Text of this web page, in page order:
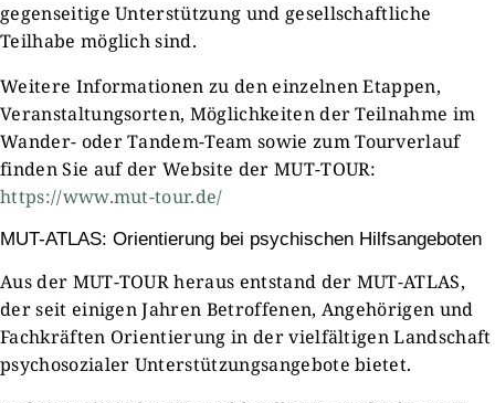
gegenseitige Unterstützung und gesellschaftliche
Teilhabe möglich sind.
Weitere Informationen zu den einzelnen Etappen,
Veranstaltungsorten, Möglichkeiten der Teilnahme im
Wander- oder Tandem-Team sowie zum Tourverlauf
finden Sie auf der Website der MUT-TOUR:
https://www.mut-tour.de/
MUT-ATLAS: Orientierung bei psychischen Hilfsangeboten
Aus der MUT-TOUR heraus entstand der MUT-ATLAS,
der seit einigen Jahren Betroffenen, Angehörigen und
Fachkräften Orientierung in der vielfältigen Landschaft
psychosozialer Unterstützungsangebote bietet.